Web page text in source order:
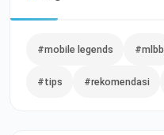
#mobile legends #mlbb
#tips #rekomendasi